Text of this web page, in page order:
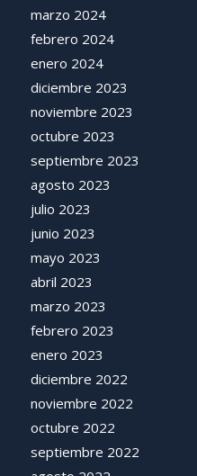
marzo 2024
febrero 2024
enero 2024
diciembre 2023
noviembre 2023
octubre 2023
septiembre 2023
agosto 2023
julio 2023
junio 2023
mayo 2023
abril 2023
marzo 2023
febrero 2023
enero 2023
diciembre 2022
noviembre 2022
octubre 2022
septiembre 2022